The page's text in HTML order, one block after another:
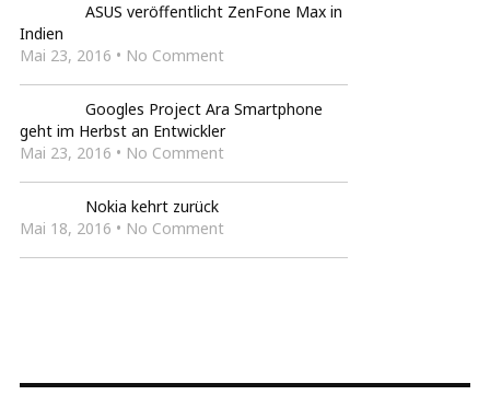
ASUS veröffentlicht ZenFone Max in
Indien
Mai 23, 2016 • No Comment
Googles Project Ara Smartphone
geht im Herbst an Entwickler
Mai 23, 2016 • No Comment
Nokia kehrt zurück
Mai 18, 2016 • No Comment